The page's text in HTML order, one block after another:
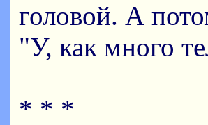
головой. А
"У, как много
* * *